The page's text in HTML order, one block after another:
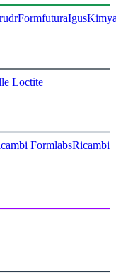
FormfuturaIgus
Loctite
FormlabsRicambi